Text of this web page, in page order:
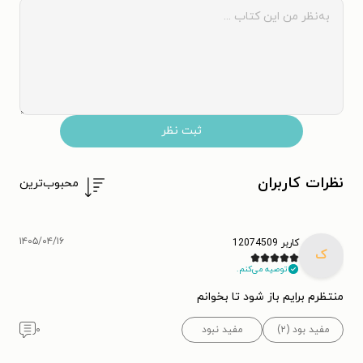
ثبت نظر
نظرات کاربران محبوب‌ترین
ک
کاربر 12074509
توصیه می‌کنم.
۱۴۰۵/۰۴/۱۶
منتظرم برایم باز شود تا بخوانم
مفید بود (۲) مفید نبود ۰